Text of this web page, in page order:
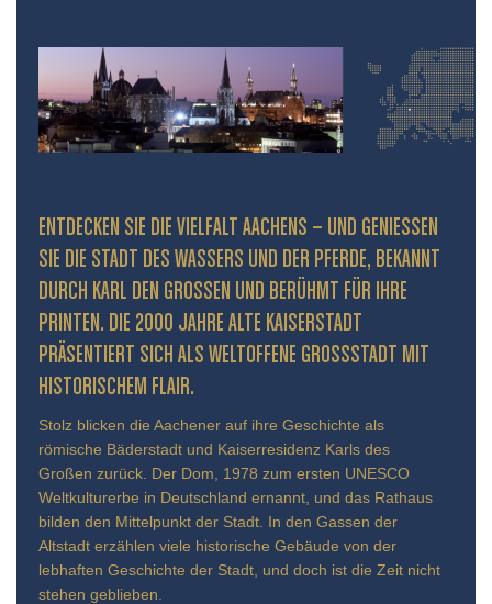
ENTDECKEN SIE DIE VIELFALT AACHENS – UND GENIESSEN S
IE DIE STADT DES WASSERS UND DER PFERDE, BEKANNT D
URCH KARL DEN GROSSEN UND BERÜHMT FÜR IHRE PR
INTEN. DIE 2000 JAHRE ALTE KAISERSTADT PR
ÄSENTIERT SICH ALS WELTOFFENE GROSSSTADT MIT HIS
TORISCHEM FLAIR.
Stolz blicken die Aachener auf ihre Geschichte als
römische Bäderstadt und Kaiserresidenz Karls des
Großen zurück. Der Dom, 1978 zum ersten UNESCO
Weltkulturerbe in Deutschland ernannt, und das Rathaus
bilden den Mittelpunkt der Stadt. In den Gassen der
Altstadt erzählen viele historische Gebäude von der
lebhaften Geschichte der Stadt, und doch ist die Zeit nicht
stehen geblieben.